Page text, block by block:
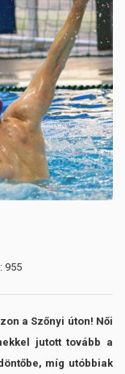
955
a Szőnyi úton! Női
jutott tovább a
míg utóbbiak